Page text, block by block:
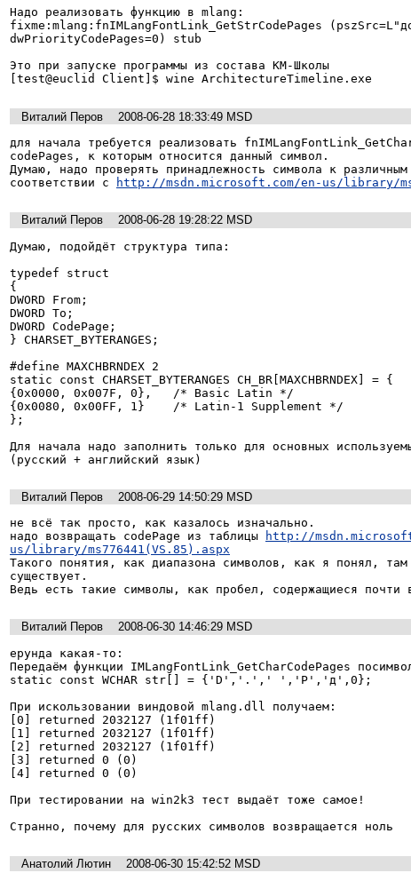
Надо реализовать функцию в mlang:
fixme:mlang:fnIMLangFontLink_GetStrCodePages
dwPriorityCodePages=0) stub
Это при запуске программы из состава КМ-Школы
[test@euclid Client]$ wine ArchitectureTimeline.exe
Виталий Перов
2008-06-28 18:33:49 MSD
для начала требуется реализовать
codePages, к которым относится данный символ.
Думаю, надо проверять принадлежность символа к
соответствии с
http://msdn.microsoft.com/en-us/library/
Виталий Перов
2008-06-28 19:28:22 MSD
Думаю, подойдёт структура типа:
typedef struct
{
DWORD From;
DWORD To;
DWORD CodePage;
} CHARSET_BYTERANGES;
#define MAXCHBRNDEX 2
static const CHARSET_BYTERANGES CH_BR[MAXCHBRNDEX] = {
{0x0000, 0x007F, 0},   /* Basic Latin */
{0x0080, 0x00FF, 1}    /* Latin-1 Supplement */
};
Для начала надо заполнить только для основных
(русский + английский язык)
Виталий Перов
2008-06-29 14:50:29 MSD
не всё так просто, как казалось изначально.
надо возвращать codePage из таблицы
http://
us/library/ms776441(VS.85).aspx
Такого понятия, как диапазона символов, как я понял,
существует.
Ведь есть такие символы, как пробел, содержащиеся почти
Виталий Перов
2008-06-30 14:46:29 MSD
ерунда какая-то:
Передаём функции IMLangFontLink_GetCharCodePages
static const WCHAR str[] = {'D','.',' ','Р','д',0};
При искользовании виндовой mlang.dll получаем:
[0] returned 2032127 (1f01ff)
[1] returned 2032127 (1f01ff)
[2] returned 2032127 (1f01ff)
[3] returned 0 (0)
[4] returned 0 (0)
При тестировании на win2k3 тест выдаёт тоже самое!
Анатолий Лютин
2008-06-30 15:42:52 MSD